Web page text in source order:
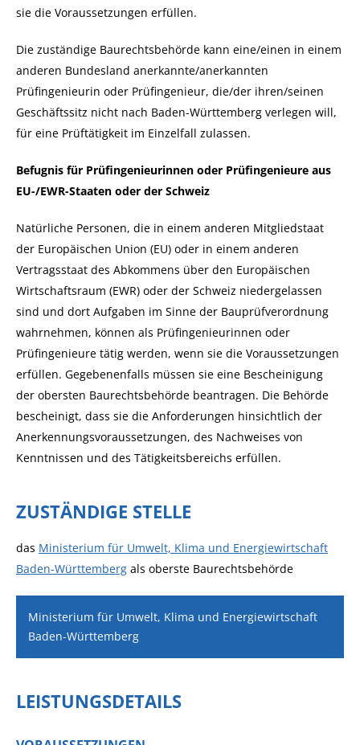
sie die Voraussetzungen erfüllen.
Die zuständige Baurechtsbehörde kann eine/einen in einem
anderen Bundesland anerkannte/anerkannten
Prüfingenieurin oder Prüfingenieur, die/der ihren/seinen
Geschäftssitz nicht nach Baden-Württemberg verlegen will,
für eine Prüftätigkeit im Einzelfall zulassen.
Befugnis für Prüfingenieurinnen oder Prüfingenieure aus
EU-/EWR-Staaten oder der Schweiz
Natürliche Personen, die in einem anderen Mitgliedstaat
der Europäischen Union (EU) oder in einem anderen
Vertragsstaat des Abkommens über den Europäischen
Wirtschaftsraum (EWR) oder der Schweiz niedergelassen
sind und dort Aufgaben im Sinne der Bauprüfverordnung
wahrnehmen, können als Prüfingenieurinnen oder
Prüfingenieure tätig werden, wenn sie die Voraussetzungen
erfüllen. Gegebenenfalls müssen sie eine Bescheinigung
der obersten Baurechtsbehörde beantragen. Die Behörde
bescheinigt, dass sie die Anforderungen hinsichtlich der
Anerkennungsvoraussetzungen, des Nachweises von
Kenntnissen und des Tätigkeitsbereichs erfüllen.
ZUSTÄNDIGE STELLE
das Ministerium für Umwelt, Klima und Energiewirtschaft
Baden-Württemberg als oberste Baurechtsbehörde
Ministerium für Umwelt, Klima und Energiewirtschaft
Baden-Württemberg
LEISTUNGSDETAILS